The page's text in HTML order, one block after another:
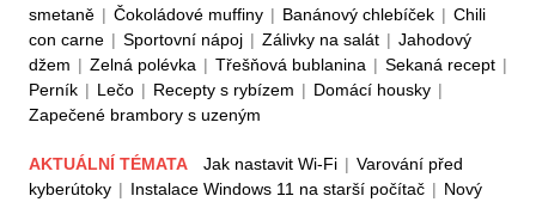
smetaně | Čokoládové muffiny | Banánový chlebíček | Chili
con carne | Sportovní nápoj | Zálivky na salát | Jahodový
džem | Zelná polévka | Třešňová bublanina | Sekaná recept |
Perník | Lečo | Recepty s rybízem | Domácí housky |
Zapečené brambory s uzeným
AKTUÁLNÍ TÉMATA Jak nastavit Wi-Fi | Varování před
kyberútoky | Instalace Windows 11 na starší počítač | Nový